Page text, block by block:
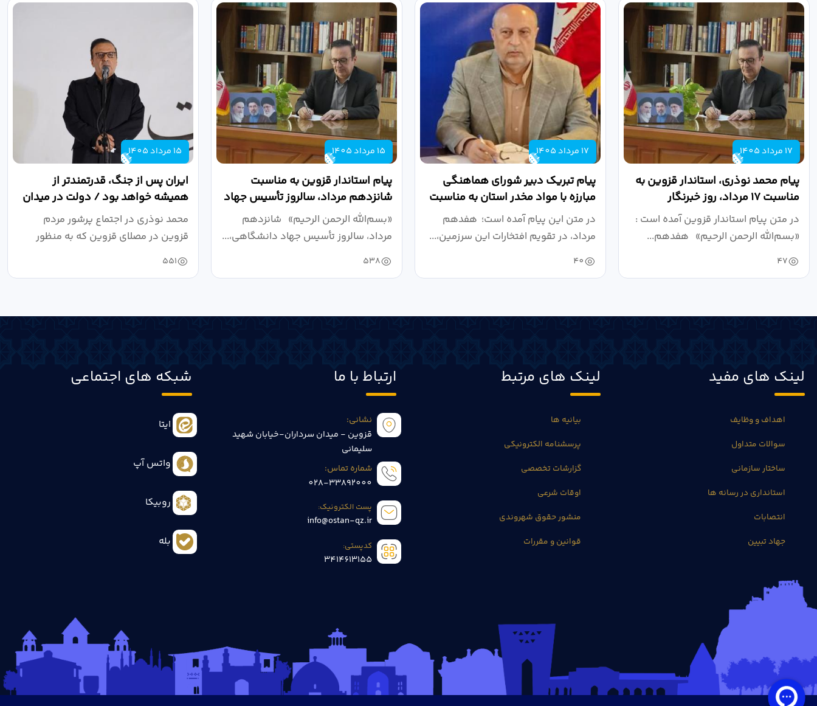
17 مرداد 1405
پیام محمد نوذری، استاندار قزوین به
مناسبت ۱۷ مرداد، روز خبرنگار
در متن پیام استاندار قزوین آمده است :
«بسم‌الله الرحمن الرحیم» هفدهم...
47
17 مرداد 1405
پیام تبریک دبیر شورای هماهنگی
مبارزه با مواد مخدر استان به مناسبت
روز خبرنگار...
در متن این پیام آمده است؛ هفدهم
مرداد، در تقویم افتخارات این سرزمین،...
40
15 مرداد 1405
پیام استاندار قزوین به مناسبت
شانزدهم مرداد، سالروز تأسیس جهاد
دانشگاهی
«بسم‌الله الرحمن الرحیم» شانزدهم
مرداد، سالروز تأسیس جهاد دانشگاهی،...
538
15 مرداد 1405
ایران پس از جنگ، قدرتمندتر از
همیشه خواهد بود / دولت در میدان
نبرد اقتصادی،...
محمد نوذری در اجتماع پرشور مردم
قزوین در مصلای قزوین که به منظور
خون‌خواهی...
551
لینک های مفید
اهداف و وظایف
سوالات متداول
ساختار سازمانی
استانداری در رسانه ها
انتصابات
جهاد تبیین
لینک های مرتبط
بیانیه ها
پرسشنامه الکترونیکی
گزارشات تخصصی
اوقات شرعی
منشور حقوق شهروندی
قوانین و مقررات
ارتباط با ما
نشانی:
قزوین - میدان سرداران-خیابان شهید
سلیمانی
شماره تماس:
028-33892000
پست الکترونیک:
info@ostan-qz.ir
کدپستی:
3414613155
شبکه های اجتماعی
ایتا
واتس آپ
روبیکا
بله